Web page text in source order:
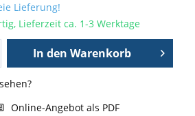
Lieferung!
Lieferzeit ca. 1-3 Werktage
In den Warenkorb
Online-Angebot als PDF